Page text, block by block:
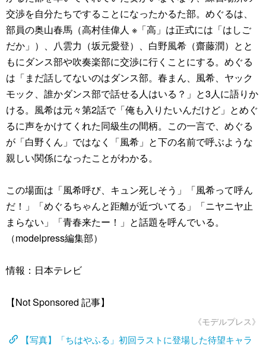
交渉を自分たちですることになったかるた部。めぐるは、
部員の奥山春馬（高村佳偉人 ※「高」は正式には「はしご
だか」）、八雲力（坂元愛登）、白野風希（齋藤潤）とと
もにダンス部や吹奏楽部に交渉に行くことにする。めぐる
は「まだ話してないのはダンス部。春まん、風希、ヤック
モック、誰かダンス部で話せる人はいる？」と3人に語りか
ける。風希は元々第2話で「俺も入りたいんだけど」とめぐ
るに声をかけてくれた同級生の間柄。この一言で、めぐる
が「白野くん」ではなく「風希」と下の名前で呼ぶような
親しい関係になったことがわかる。
この場面は「風希呼び、キュン死しそう」「風希って呼ん
だ！」「めぐるちゃんと距離が近づいてる」「ニヤニヤ止
まらない」「青春来たー！」と話題を呼んでいる。
（modelpress編集部）
情報：日本テレビ
【Not Sponsored 記事】
《モデルプレス》
【写真】「ちはやふる」初回ラストに登場した待望キャラ